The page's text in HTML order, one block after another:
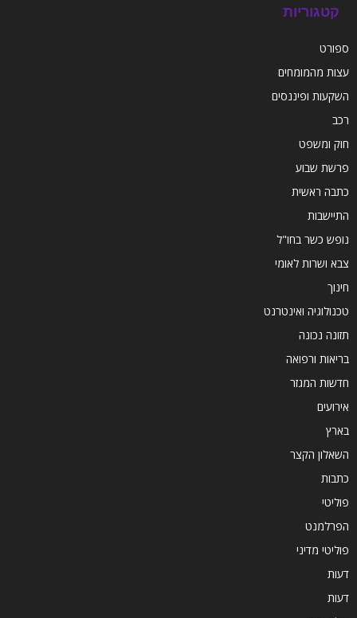
קטגוריות
ספורט
עצות מהמומחים
השקעות ופיננסים
רכב
חוק ומשפט
פרשת שבוע
כתבה ראשית
התיישבות
נופש כשר בחו"ל
צבא ושרות לאומי
חינוך
טכנולוגיה ואינטרנט
תזונה נכונה
בריאות ורפואה
חדשות המגזר
אירועים
בארץ
השאלון הקצר
כתבות
פוליטי
הפרלמנט
פוליטי מדיני
דעות
דעות